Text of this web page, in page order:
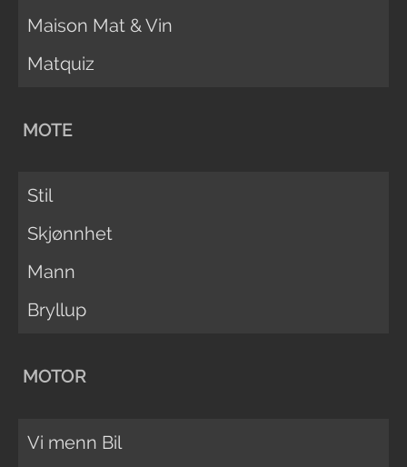
Maison Mat & Vin
Matquiz
MOTE
Stil
Skjønnhet
Mann
Bryllup
MOTOR
Vi menn Bil